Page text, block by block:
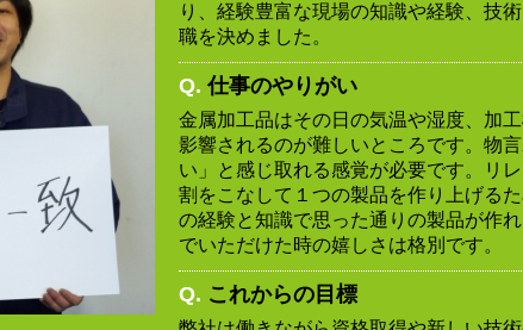
り、経験豊富な現場の知識や経験、技
職を決めました。
Q. 仕事のやりがい
金属加工品はその日の気温や湿度、加
影響されるのが難しいところです。物
い」と感じ取れる感覚が必要です。リ
割をこなして１つの製品を作り上げる
の経験と知識で思った通りの製品が作
でいただけた時の嬉しさは格別です。
Q. これからの目標